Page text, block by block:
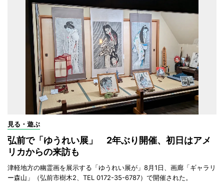
見る・遊ぶ
弘前で「ゆうれい展」 2年ぶり開催、初日はアメ
リカからの来訪も
津軽地方の幽霊画を展示する「ゆうれい展が」8月1日、画廊「ギャラリ
ー森山」（弘前市樹木2、TEL 0172-35-6787）で開催された。